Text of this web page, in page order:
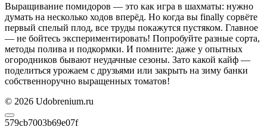
Выращивание помидоров — это как игра в шахматы: нужно
думать на несколько ходов вперёд. Но когда вы finally сорвёте
первый спелый плод, все труды покажутся пустяком. Главное
— не бойтесь экспериментировать! Попробуйте разные сорта,
методы полива и подкормки. И помните: даже у опытных
огородников бывают неудачные сезоны. Зато какой кайф —
поделиться урожаем с друзьями или закрыть на зиму банки
собственноручно выращенных томатов!
© 2026 Udobrenium.ru
579cb7003b69e07f